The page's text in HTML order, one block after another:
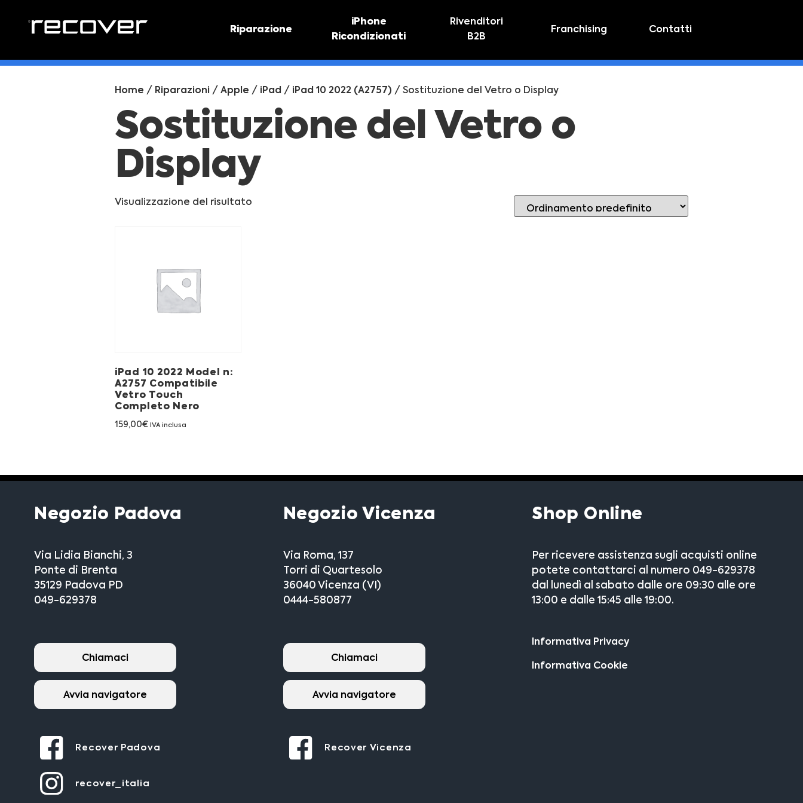
Riparazione
iPhone
Ricondizionati
Rivenditori
B2B
Franchising Contatti
PREVENTIVO
Preventivo online
RIPARAZIONE IPHONE
Riparazione schermo
Home / Riparazioni / Apple / iPad / iPad 10 2022 (A2757) / Sostituzione del Vetro o Display
Sostituzione del Vetro o
Display
Visualizzazione del risultato
iPad 10 2022 Model n:
A2757 Compatibile
Vetro Touch
Completo Nero
159,00€ IVA inclusa
Negozio Padova
Via Lidia Bianchi, 3
Ponte di Brenta
35129 Padova PD
049-629378
Chiamaci
Avvia navigatore
Recover Padova
recover_italia
Negozio Vicenza
Via Roma, 137
Torri di Quartesolo
36040 Vicenza (VI)
0444-580877
Chiamaci
Avvia navigatore
Recover Vicenza
Shop Online
Per ricevere assistenza sugli acquisti online
potete contattarci al numero 049-629378
dal lunedì al sabato dalle ore 09:30 alle ore
13:00 e dalle 15:45 alle 19:00.
Informativa Privacy
Informativa Cookie